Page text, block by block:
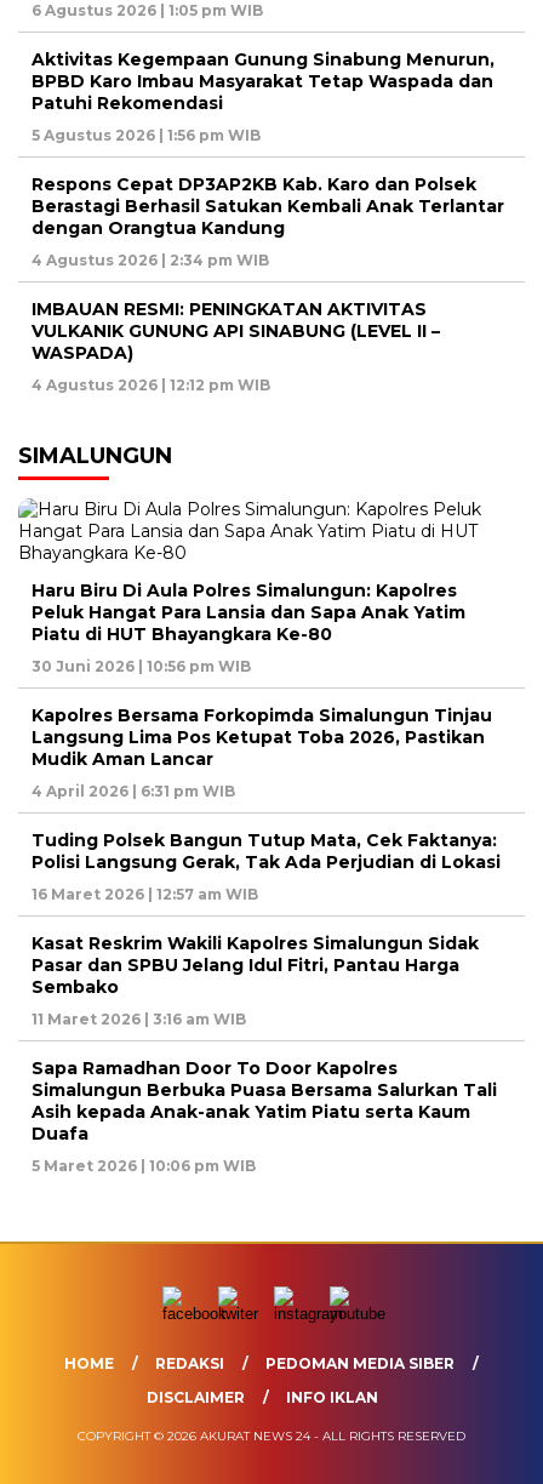
6 Agustus 2026 | 1:05 pm WIB
Aktivitas Kegempaan Gunung Sinabung Menurun,
BPBD Karo Imbau Masyarakat Tetap Waspada dan
Patuhi Rekomendasi
5 Agustus 2026 | 1:56 pm WIB
Respons Cepat DP3AP2KB Kab. Karo dan Polsek
Berastagi Berhasil Satukan Kembali Anak Terlantar
dengan Orangtua Kandung
4 Agustus 2026 | 2:34 pm WIB
IMBAUAN RESMI: PENINGKATAN AKTIVITAS
VULKANIK GUNUNG API SINABUNG (LEVEL II –
WASPADA)
4 Agustus 2026 | 12:12 pm WIB
SIMALUNGUN
Haru Biru Di Aula Polres Simalungun: Kapolres
Peluk Hangat Para Lansia dan Sapa Anak Yatim
Piatu di HUT Bhayangkara Ke-80
30 Juni 2026 | 10:56 pm WIB
Kapolres Bersama Forkopimda Simalungun Tinjau
Langsung Lima Pos Ketupat Toba 2026, Pastikan
Mudik Aman Lancar
4 April 2026 | 6:31 pm WIB
Tuding Polsek Bangun Tutup Mata, Cek Faktanya:
Polisi Langsung Gerak, Tak Ada Perjudian di Lokasi
16 Maret 2026 | 12:57 am WIB
Kasat Reskrim Wakili Kapolres Simalungun Sidak
Pasar dan SPBU Jelang Idul Fitri, Pantau Harga
Sembako
11 Maret 2026 | 3:16 am WIB
Sapa Ramadhan Door To Door Kapolres
Simalungun Berbuka Puasa Bersama Salurkan Tali
Asih kepada Anak-anak Yatim Piatu serta Kaum
Duafa
5 Maret 2026 | 10:06 pm WIB
HOME REDAKSI
PEDOMAN MEDIA SIBER
DISCLAIMER
INFO IKLAN
COPYRIGHT © 2026 AKURAT NEWS 24 - ALL RIGHTS RESERVED